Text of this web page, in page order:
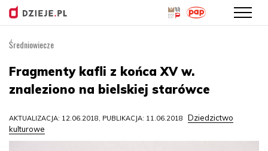
treści
Średniowiecze
Fragmenty kafli z końca XV w.
znaleziono na bielskiej starówce
AKTUALIZACJA: 12.06.2018, PUBLIKACJA: 11.06.2018
Dziedzictwo
kulturowe